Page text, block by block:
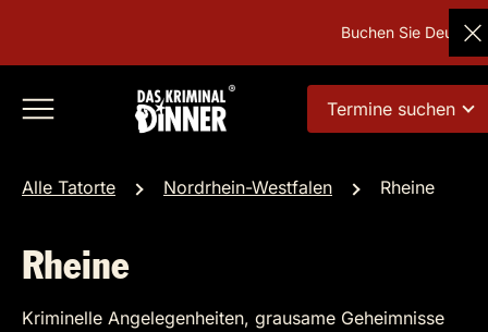
Buchen Sie
Termine suchen
Alle Tatorte Nordrhein-Westfalen Rheine
Rheine
Kriminelle Angelegenheiten, grausame Geheimnisse